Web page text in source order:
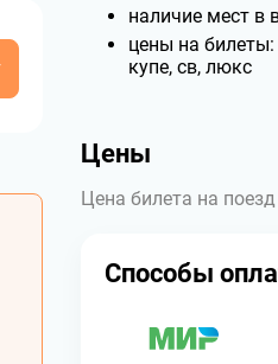
наличие мест в
цены на билеты:
купе, св, люкс
Цены
Цена билета на
Способы